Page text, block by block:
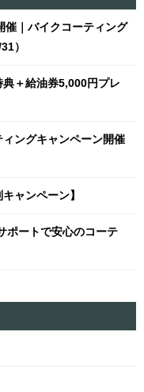
催｜バイクコーティング
）
典＋給油券5,000円プレ
ィングキャンペーン開催
ャンペーン】
ポートで安心のコーテ